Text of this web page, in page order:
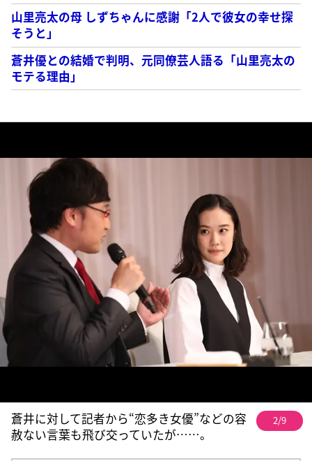
山里亮太の母 しずちゃんに感謝「2人で彼女の幸せ探
そうと」
蒼井優との結婚で判明、元同僚芸人語る「山里亮太の
モテる理由」
蒼井に対して記者から“恋多き女優”などの容
赦ない言葉も飛び交っていたが……。
2/9